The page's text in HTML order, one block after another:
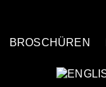
BROSCHÜREN